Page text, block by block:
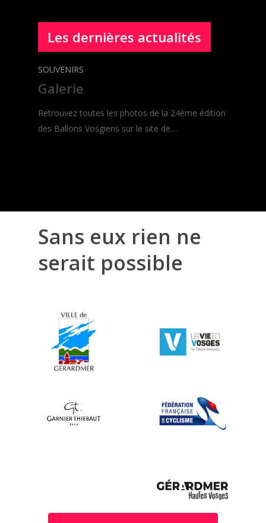
Les dernières actualités
SOUVENIRS
Galerie
Retrouvez toutes les photos de la 24ème édition
des Ballons Vosgiens sur le site de…
Sans eux rien ne
serait possible